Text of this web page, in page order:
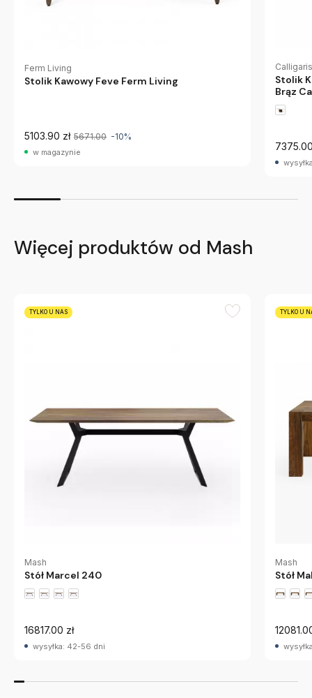
Ferm Living
Stolik Kawowy Feve Ferm Living
5103.90 zł 5671.00 -10%
w magazynie
Calligaris
Stolik
Brąz
Więcej produktów od Mash
TYLKO U NAS
Mash
Stół Marcel 240
16817.00 zł
wysyłka: 42-56 dni
TYLKO U
Mash
Stół